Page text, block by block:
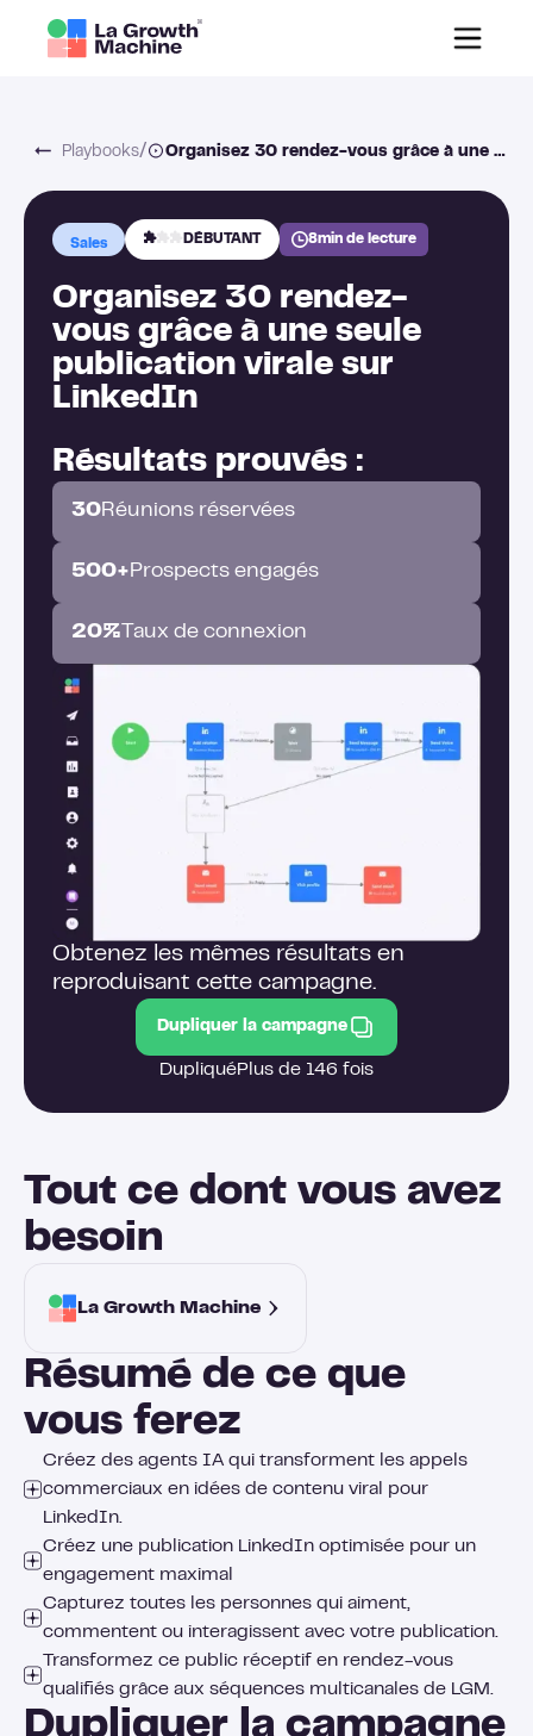
Playbooks/ Organisez 30 rendez-vous grâce à une seule publication virale sur LinkedIn
Sales DÉBUTANT 8 min de lecture
Organisez 30 rendez-
vous grâce à une seule
publication virale sur
LinkedIn
Résultats prouvés :
30Réunions réservées
500+Prospects engagés
20% Taux de connexion
Obtenez les mêmes résultats en
reproduisant cette campagne.
Dupliquer la campagne
DupliquéPlus de 146 fois
Tout ce dont vous avez
besoin
La Growth Machine
Résumé de ce que
vous ferez
Créez des agents IA qui transforment les appels
commerciaux en idées de contenu viral pour
LinkedIn.
Créez une publication LinkedIn optimisée pour un
engagement maximal
Capturez toutes les personnes qui aiment,
commentent ou interagissent avec votre publication.
Transformez ce public réceptif en rendez-vous
qualifiés grâce aux séquences multicanales de LGM.
Dupliquer la campagne